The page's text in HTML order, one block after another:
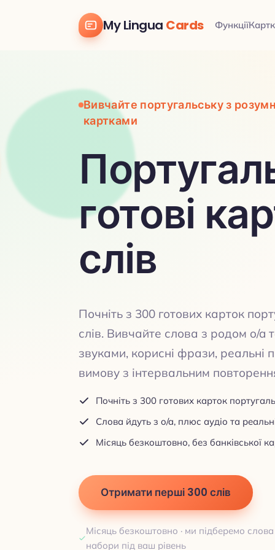
My Lingua Cards Функції
Вивчайте португальську з
картками
готові
слів
Почніть з 300 готових карток
слів. Вивчайте слова з родом o/a
звуками, корисні фрази, реальні
вимову з інтервальним
Почніть з 300 готових карток
Слова йдуть з o/a, плюс аудіо та
Місяць безкоштовно, без банківської
Отримати перші 300 слів
Місяць безкоштовно · ми підберемо
набори під ваш рівень